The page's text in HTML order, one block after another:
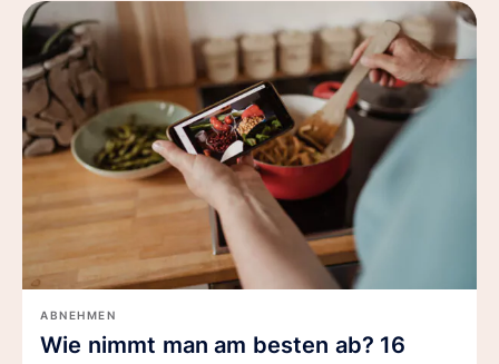
ABNEHMEN
Wie nimmt man am besten ab? 16